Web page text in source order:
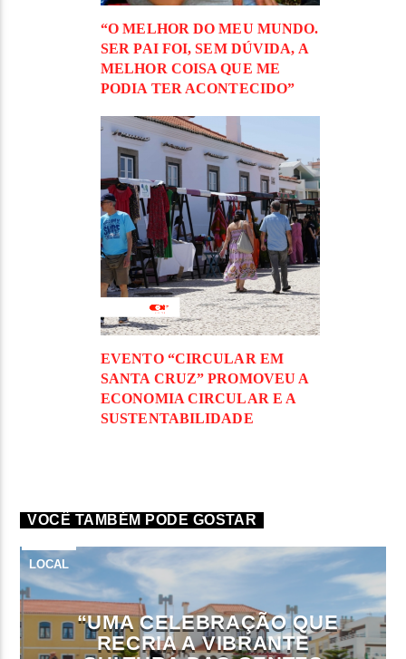
“O MELHOR DO MEU MUNDO.
SER PAI FOI, SEM DÚVIDA, A
MELHOR COISA QUE ME
PODIA TER ACONTECIDO”
EVENTO “CIRCULAR EM
SANTA CRUZ” PROMOVEU A
ECONOMIA CIRCULAR E A
SUSTENTABILIDADE
VOCÊ TAMBÉM PODE GOSTAR
LOCAL
“UMA CELEBRAÇÃO QUE
RECRIA A VIBRANTE